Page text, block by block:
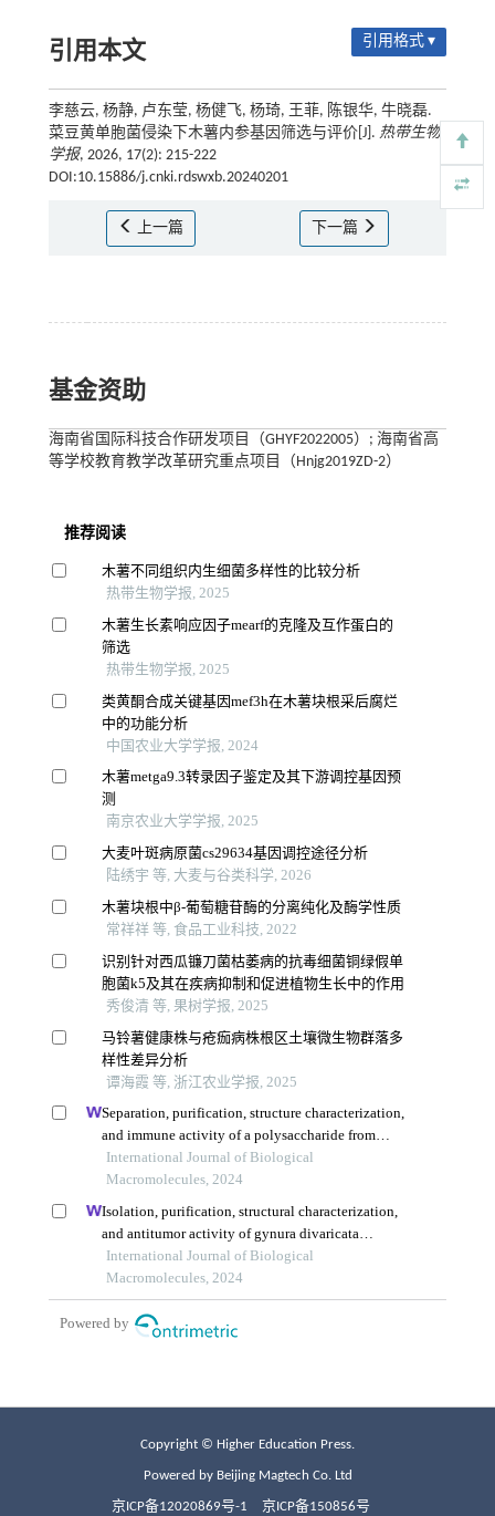
引用本文 引用格式 ▾
李慈云, 杨静, 卢东莹, 杨健飞, 杨琦, 王菲, 陈银华, 牛晓磊.
菜豆黄单胞菌侵染下木薯内参基因筛选与评价[J]. 热带生物
学报, 2026, 17(2): 215-222
DOI:10.15886/j.cnki.rdswxb.20240201
上一篇 下一篇
基金资助
海南省国际科技合作研发项目（GHYF2022005）; 海南省高
等学校教育教学改革研究重点项目（Hnjg2019ZD-2）
Copyright © Higher Education Press.
Powered by Beijing Magtech Co. Ltd
京ICP备12020869号-1 京ICP备150856号